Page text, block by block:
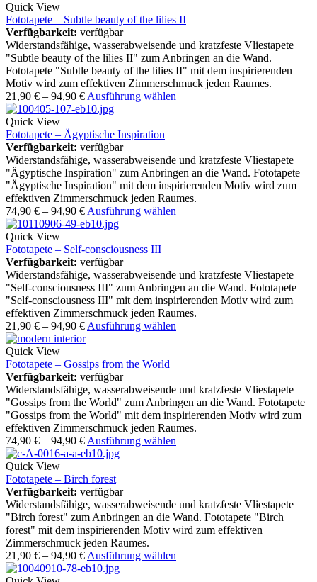
Quick View
Fototapete – Subtle beauty of the lilies II
Verfügbarkeit: verfügbar
Widerstandsfähige, wasserabweisende und kratzfeste Vliestapete
"Subtle beauty of the lilies II" zum Anbringen an die Wand.
Fototapete "Subtle beauty of the lilies II" mit dem inspirierenden
Motiv wird zum effektiven Zimmerschmuck jeden Raumes.
21,90 € – 94,90 € Ausführung wählen
Quick View
Fototapete – Ägyptische Inspiration
Verfügbarkeit: verfügbar
Widerstandsfähige, wasserabweisende und kratzfeste Vliestapete
"Ägyptische Inspiration" zum Anbringen an die Wand. Fototapete
"Ägyptische Inspiration" mit dem inspirierenden Motiv wird zum
effektiven Zimmerschmuck jeden Raumes.
74,90 € – 94,90 € Ausführung wählen
Quick View
Fototapete – Self-consciousness III
Verfügbarkeit: verfügbar
Widerstandsfähige, wasserabweisende und kratzfeste Vliestapete
"Self-consciousness III" zum Anbringen an die Wand. Fototapete
"Self-consciousness III" mit dem inspirierenden Motiv wird zum
effektiven Zimmerschmuck jeden Raumes.
21,90 € – 94,90 € Ausführung wählen
Quick View
Fototapete – Gossips from the World
Verfügbarkeit: verfügbar
Widerstandsfähige, wasserabweisende und kratzfeste Vliestapete
"Gossips from the World" zum Anbringen an die Wand. Fototapete
"Gossips from the World" mit dem inspirierenden Motiv wird zum
effektiven Zimmerschmuck jeden Raumes.
74,90 € – 94,90 € Ausführung wählen
Quick View
Fototapete – Birch forest
Verfügbarkeit: verfügbar
Widerstandsfähige, wasserabweisende und kratzfeste Vliestapete
"Birch forest" zum Anbringen an die Wand. Fototapete "Birch
forest" mit dem inspirierenden Motiv wird zum effektiven
Zimmerschmuck jeden Raumes.
21,90 € – 94,90 € Ausführung wählen